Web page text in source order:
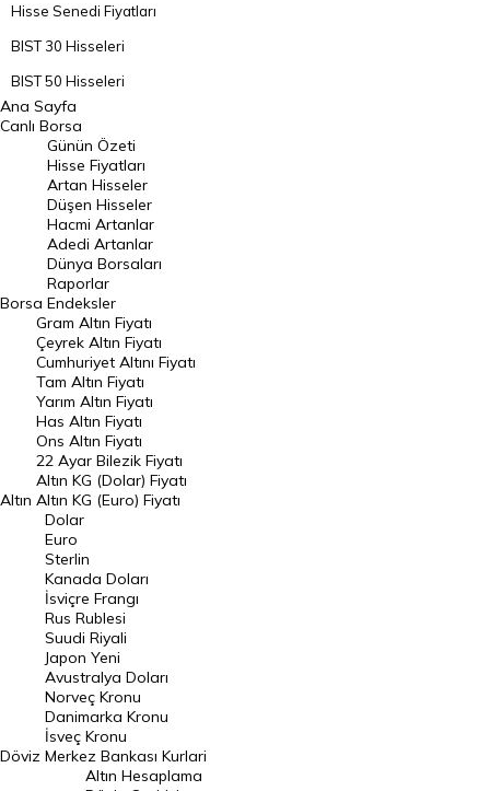
Hisse Senedi Fiyatları
BIST 30 Hisseleri
BIST 50 Hisseleri
BIST 100 Hisseleri
En Çok Artan Hisseler
En Çok Düşen Hisseler
Hacmi Artanlar
Geçmiş Kapanışlar
Dünya Borsaları
Raporlar
Endeksler
DÖVİZ
Döviz Kuru
Dolar Kuru
Euro Kuru
Pound Kuru
Frank Kuru
Riyal Kuru
Avustralya Doları
Danimarka Kronu Kuru
Kanada Doları Kuru
Norveç Kronu Kuru
Ana Sayfa
Canlı Borsa
Borsa
Günün Özeti
Hisse Fiyatları
Artan Hisseler
Düşen Hisseler
Hacmi Artanlar
Adedi Artanlar
Dünya Borsaları
Raporlar
Endeksler
Altın
Gram Altın Fiyatı
Çeyrek Altın Fiyatı
Cumhuriyet Altını Fiyatı
Tam Altın Fiyatı
Yarım Altın Fiyatı
Has Altın Fiyatı
Ons Altın Fiyatı
22 Ayar Bilezik Fiyatı
Altın KG (Dolar) Fiyatı
Altın KG (Euro) Fiyatı
Döviz
Dolar
Euro
Sterlin
Kanada Doları
İsviçre Frangı
Rus Rublesi
Suudi Riyali
Japon Yeni
Avustralya Doları
Norveç Kronu
Danimarka Kronu
İsveç Kronu
Merkez Bankası Kurlari
Altın Hesaplama